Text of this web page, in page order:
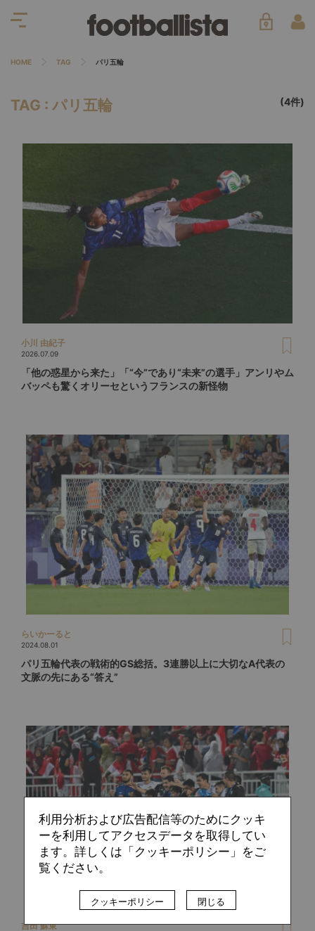
HOME TAG パリ五輪
TAG : パリ五輪 (4件)
小川 由紀子
2026.07.09
「他の惑星から来た」「“今”であり“未来”の選手」アンリやム
バッペも驚くオリーセというフランスの新怪物
らいかーると
2024.08.01
パリ五輪代表の戦術的GS総括。3連勝以上に大切なA代表の
文脈の先にある“答え”
吉田 蘇東
利用分析および広告配信等のためにクッキ
ーを利用してアクセスデータを取得してい
ます。詳しくは「クッキーポリシー」をご
覧ください。
クッキーポリシー 閉じる